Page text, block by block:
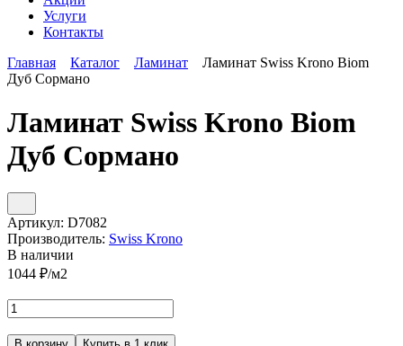
Услуги
Контакты
Главная
Каталог Ламинат
Ламинат Swiss Krono Biom
Дуб Сормано
Ламинат Swiss Krono Biom
Дуб Сормано
Артикул: D7082
Производитель: Swiss Krono
В наличии
1044 ₽/м2